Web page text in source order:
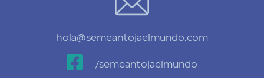
hola@semeantojaelmundo.com
 /semeantojaelmundo